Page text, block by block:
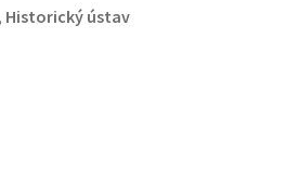
Historický ústav